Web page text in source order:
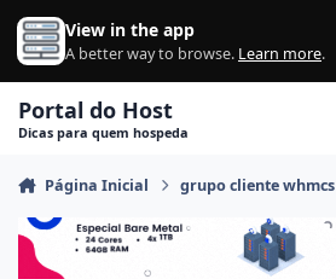
Ir para conteúdo
View in the app
A better way to browse. Learn more.
Portal do Host
Dicas para quem hospeda
Página Inicial grupo cliente whmcs